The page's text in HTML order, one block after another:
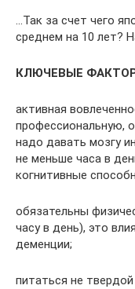
…Так за счет чего
среднем на 10 лет?
КЛЮЧЕВЫЕ
активная
профессиональную,
надо давать мозгу
не меньше часа в
когнитивные
обязательны
часу в день), это
деменции;
питаться не